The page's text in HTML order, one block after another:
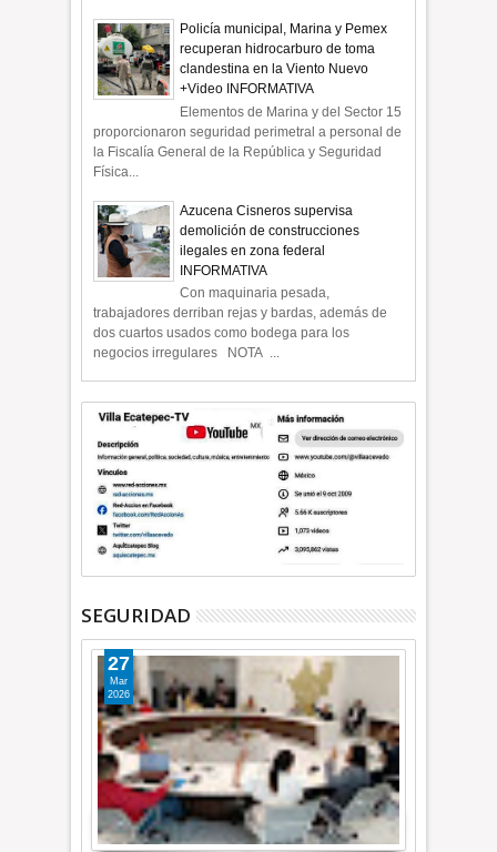
Policía municipal, Marina y Pemex
recuperan hidrocarburo de toma
clandestina en la Viento Nuevo
+Video INFORMATIVA
Elementos de Marina y del Sector 15
proporcionaron seguridad perimetral a personal de
la Fiscalía General de la República y Seguridad
Física...
Azucena Cisneros supervisa
demolición de construcciones
ilegales en zona federal
INFORMATIVA
Con maquinaria pesada,
trabajadores derriban rejas y bardas, además de
dos cuartos usados como bodega para los
negocios irregulares NOTA ...
SEGURIDAD
27
Mar
2026